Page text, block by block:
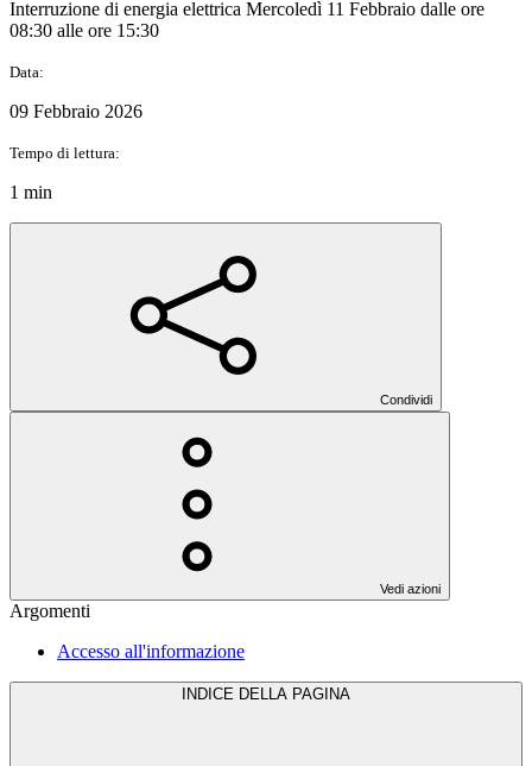
Interruzione di energia elettrica Mercoledì 11 Febbraio dalle ore
08:30 alle ore 15:30
Data:
09 Febbraio 2026
Tempo di lettura:
1 min
Condividi
Vedi azioni
Argomenti
Accesso all'informazione
INDICE DELLA PAGINA